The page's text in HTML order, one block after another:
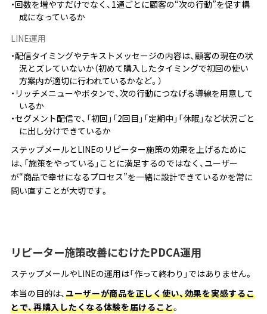
回数を増やすだけでなく、1通ごとに顧客の“次の行動”を促す構
成になっているか
LINE運用
配信タイミングやテキストメッセージの内容は、顧客の現在の状
況とズレていないか（初めて購入したタイミングで初回の使い
方案内が適切に行われているかなど。）
リッチメニューやボタンで、次の行動につなげる導線を用意して
いるか
セグメント配信で、「初回」「2回目」「定期中」「休眠」など状況ごと
に出し分けできているか
ステップメールとLINEのリピーター施策の効果を上げるために
は、「施策をやっている」ことに満足するのではなく、ユーザー
が“商品で幸せになるプロセス”を一緒に設計できているかを常に
問い直すことが大切です。
リピーター施策改善にむけたPDCA運用
ステップメールやLINEの運用は「作って終わり」ではありません。
本当の目的は、ユーザーが商品を正しく使い、効果を実感するこ
とで、再購入したくなる体験を届けること。